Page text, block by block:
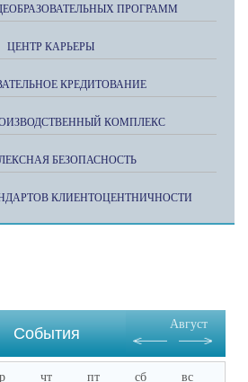
ПРОГРАММ
ЦЕНТР КАРЬЕРЫ
КРЕДИТОВАНИЕ
КОМПЛЕКС
БЕЗОПАСНОСТЬ
КЛИЕНТОЦЕНТНИЧНОСТИ
События
Август
чт пт сб вс